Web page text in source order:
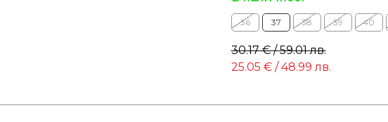
36 37 38 39 40
30.17 € / 59.01 лв.
25.05 € / 48.99 лв.